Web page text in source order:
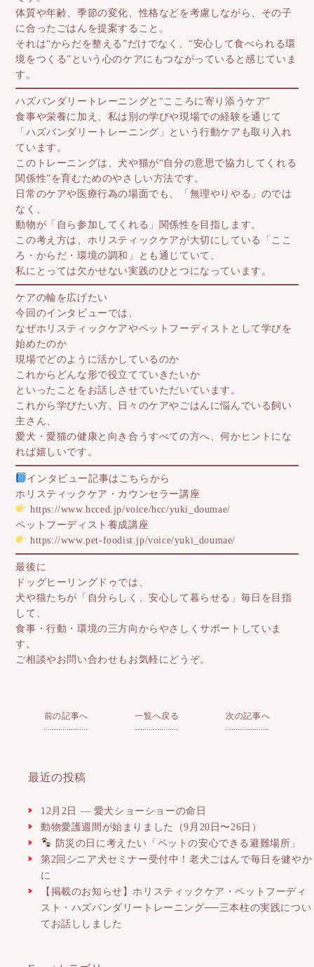
体質や年齢、季節の変化、性格などを考慮しながら、その子
に合ったごはんを提案すること。
それは“からだを整える”だけでなく、“安心して食べられる環
境をつくる”という心のケアにもつながっていると感じていま
す。
ハズバンダリートレーニングと“こころに寄り添うケア”
食事や栄養に加え、私は 別の学びや現場での経験を通じて
「ハズバンダリートレーニング」という行動ケアも取り入れ
ています。
このトレーニングは、犬や猫が“自分の意思で協力してくれる
関係性”を育むためのやさしい方法です。
日常のケアや医療行為の場面でも、「無理やりやる」のでは
なく、
動物が「自ら参加してくれる」関係性を目指します。
この考え方は、ホリスティックケアが大切にしている「ここ
ろ・からだ・環境の調和」とも通じていて、
私にとっては欠かせない実践のひとつになっています。
ケアの輪を広げたい
今回のインタビューでは、
なぜホリスティックケアやペットフーディストとして学びを
始めたのか
現場でどのように活かしているのか
これからどんな形で役立てていきたいか
といったことをお話しさせていただいています。
これから学びたい方、日々のケアやごはんに悩んでいる飼い
主さん、
愛犬・愛猫の健康と向き合うすべての方へ、何かヒントにな
れば嬉しいです。
インタビュー記事はこちらから
ホリスティックケア・カウンセラー講座
https://www.hcced.jp/voice/hcc/yuki_doumae/
ペットフーディスト養成講座
https://www.pet-foodist.jp/voice/yuki_doumae/
最後に
ドッグヒーリングドゥでは、
犬や猫たちが「自分らしく、安心して暮らせる」毎日を目指
して、
食事・行動・環境の三方向からやさしくサポートしていま
す。
ご相談やお問い合わせもお気軽にどうぞ。
前の記事へ 一覧へ戻る 次の記事へ
最近の投稿
12月2日 ― 愛犬ショーショーの命日
動物愛護週間が始まりました（9月20日〜26日）
防災の日に考えたい「ペットの安心できる避難場所」
第2回シニア犬セミナー受付中！老犬ごはんで毎日を健やか
に
【掲載のお知らせ】ホリスティックケア・ペットフーディ
スト・ハズバンダリートレーニング──三本柱の実践につい
てお話ししました